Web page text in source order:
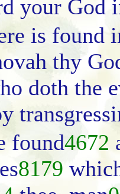
your God
is found
thy
doth the
found4672
8179